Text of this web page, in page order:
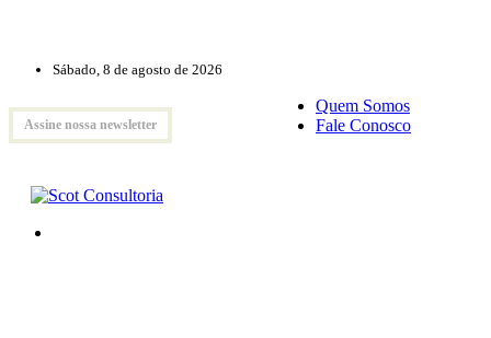
Sábado, 8 de agosto de 2026
Assine nossa newsletter
Quem Somos
Fale Conosco